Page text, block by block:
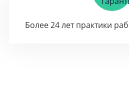
Более 24 лет практики